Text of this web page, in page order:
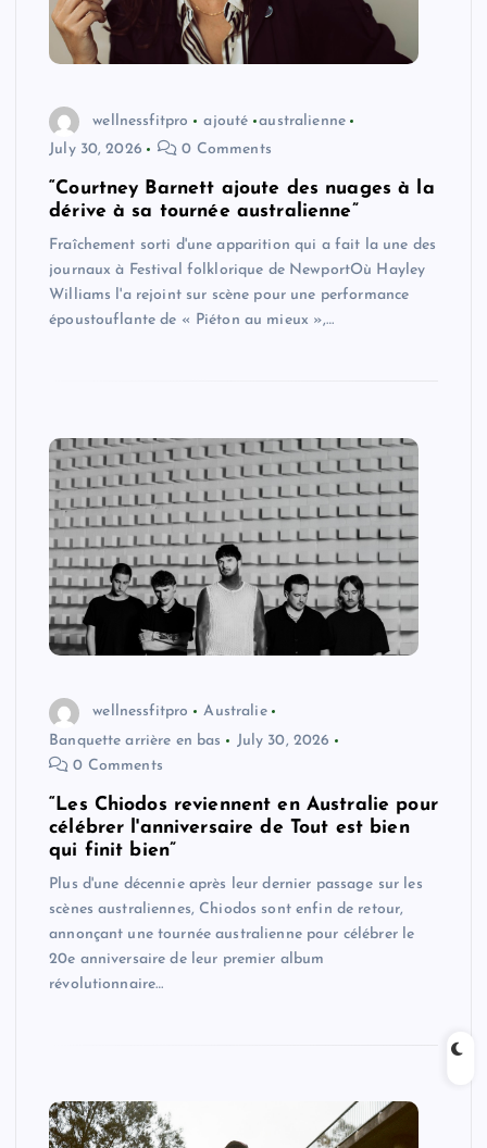
wellnessfitpro ajouté
australienne
July 30, 2026
0 Comments
“Courtney Barnett ajoute des nuages ​​à la
dérive à sa tournée australienne”
Fraîchement sorti d'une apparition qui a fait la une des
journaux à Festival folklorique de NewportOù Hayley
Williams l'a rejoint sur scène pour une performance
époustouflante de « Piéton au mieux »,…
wellnessfitpro
Australie
Banquette arrière en bas
July 30, 2026
0 Comments
“Les Chiodos reviennent en Australie pour
célébrer l'anniversaire de Tout est bien
qui finit bien”
Plus d'une décennie après leur dernier passage sur les
scènes australiennes, Chiodos sont enfin de retour,
annonçant une tournée australienne pour célébrer le
20e anniversaire de leur premier album
révolutionnaire…